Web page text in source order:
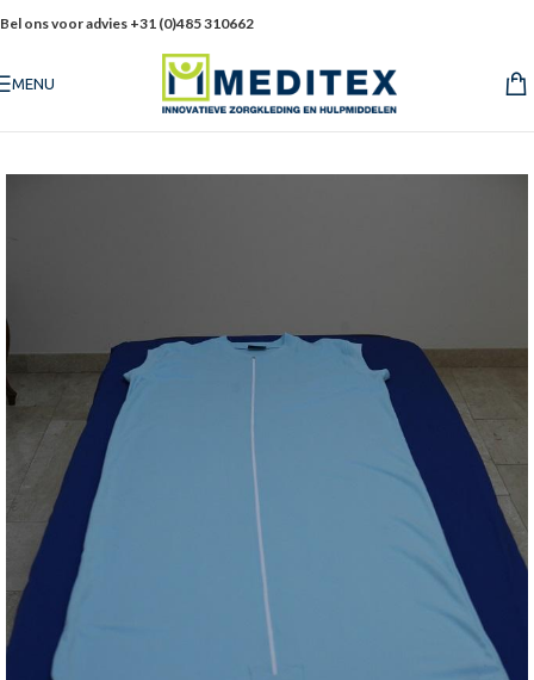
Bel ons voor advies +31 (0)485 310662
MENU